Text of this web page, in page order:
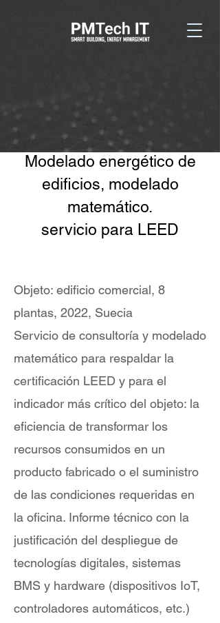
Modelado energético de
edificios, modelado
matemático.
servicio para LEED
Objeto: edificio comercial, 8
plantas, 2022, Suecia
Servicio de consultoría y modelado
matemático para respaldar la
certificación LEED y para el
indicador más crítico del objeto: la
eficiencia de transformar los
recursos consumidos en un
producto fabricado o el suministro
de las condiciones requeridas en
la oficina. Informe técnico con la
justificación del despliegue de
tecnologías digitales, sistemas
BMS y hardware (dispositivos IoT,
controladores automáticos, etc.)